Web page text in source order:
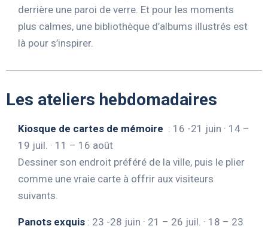
derrière une paroi de verre. Et pour les moments
plus calmes, une bibliothèque d’albums illustrés est
là pour s’inspirer.
Les ateliers hebdomadaires
Kiosque de cartes de mémoire : 16 -21 juin · 14 –
19 juil. · 11 – 16 août
Dessiner son endroit préféré de la ville, puis le plier
comme une vraie carte à offrir aux visiteurs
suivants.
Panots exquis : 23 -28 juin · 21 – 26 juil. · 18 – 23